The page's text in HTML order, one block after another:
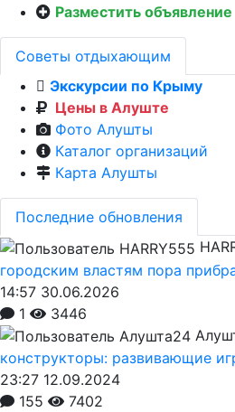
Разместить объявление
Советы отдыхающим
Экскурсии по Крыму
Цены в Алуште
Фото Алушты
Каталог организаций
Карта Алушты
Последние обновления
городским властям пора
14:57 30.06.2026
1
3446
конструкторы: развивающие
23:27 12.09.2024
155
7402